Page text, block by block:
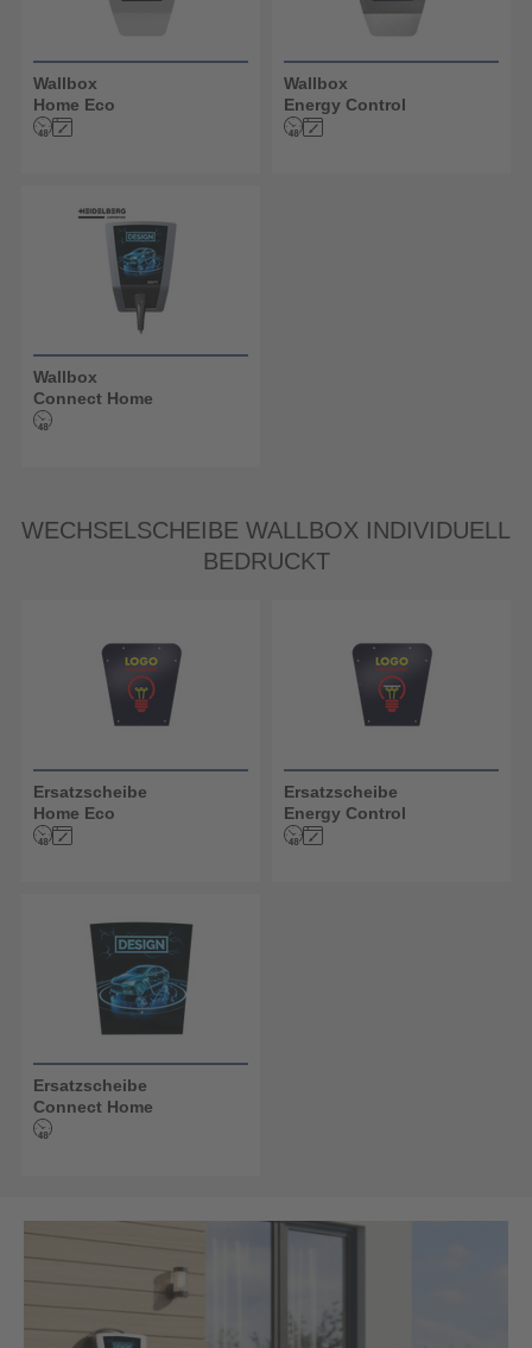
Wallbox
Home Eco
Wallbox
Energy Control
Wallbox
Connect Home
WECHSELSCHEIBE WALLBOX INDIVIDUELL
BEDRUCKT
Ersatzscheibe
Home Eco
Ersatzscheibe
Energy Control
Ersatzscheibe
Connect Home